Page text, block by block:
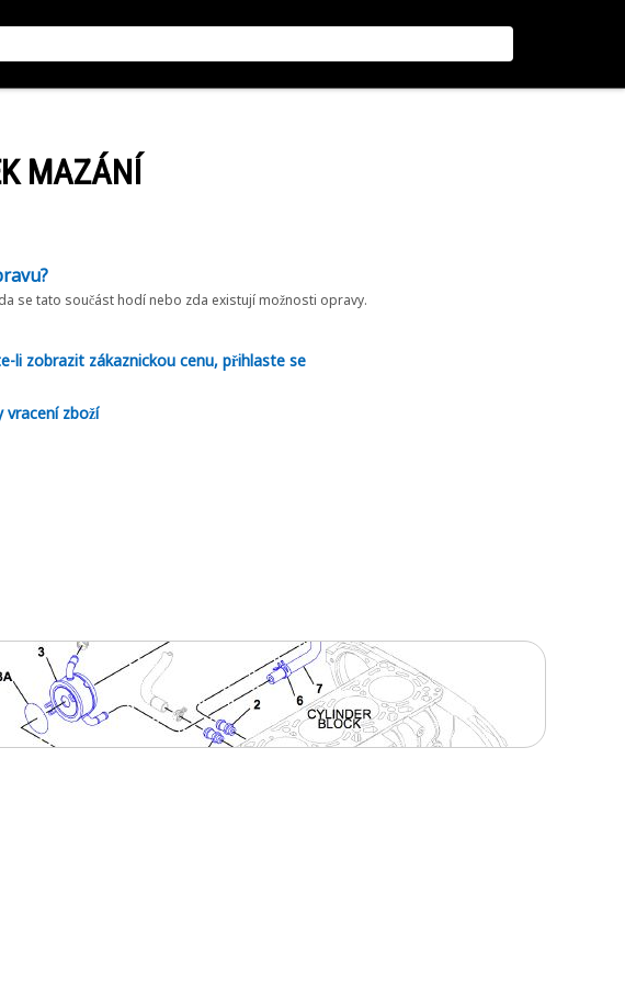
MAZÁNÍ
se tato součást hodí nebo zda existují možnosti opravy.
li zobrazit zákaznickou cenu, přihlaste se
vracení zboží